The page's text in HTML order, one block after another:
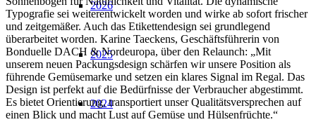
2026
2025
2024
Typografie sei weiterentwickelt worden und wirke ab sofort frischer
und zeitgemäßer. Auch das Etikettendesign sei grundlegend
überarbeitet worden. Karine Taeckens, Geschäftsführerin von
Bonduelle DACH & Nordeuropa, über den Relaunch: „Mit
unserem neuen Packungsdesign schärfen wir unsere Position als
führende Gemüsemarke und setzen ein klares Signal im Regal. Das
Design ist perfekt auf die Bedürfnisse der Verbraucher abgestimmt.
Es bietet Orientierung, transportiert unser Qualitätsversprechen auf
einen Blick und macht Lust auf Gemüse und Hülsenfrüchte.“